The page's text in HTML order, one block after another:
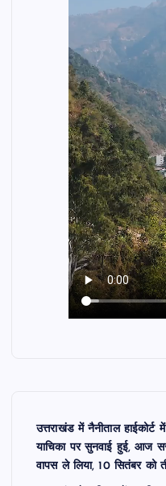
उत्तराखंड में नैनीताल हाईकोर्ट
याचिका पर सुनवाई हुई, आज
वापस ले लिया, 10 सितंबर को